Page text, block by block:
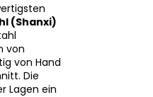
(Shanxi)
von
von Hand
Die
Lagen ein